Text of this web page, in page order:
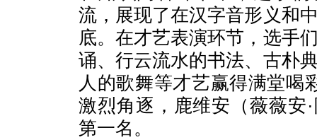
流，展现了在汉字音形义和
底。在才艺表演环节，选手
诵、行云流水的书法、古朴
人的歌舞等才艺赢得满堂喝
激烈角逐，鹿维安（薇薇安
第一名。